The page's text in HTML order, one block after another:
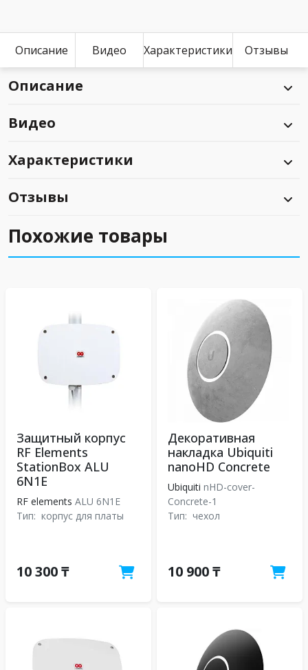
Описание Видео Характеристики Отзывы
Описание
Видео
Характеристики
Отзывы
Похожие товары
Защитный корпус
RF Elements
StationBox ALU
6N1E
RF elements ALU 6N1E
Тип: корпус для платы
10 300 ₸
Декоративная
накладка Ubiquiti
nanoHD Concrete
Ubiquiti nHD-cover-
Concrete-1
Тип: чехол
10 900 ₸